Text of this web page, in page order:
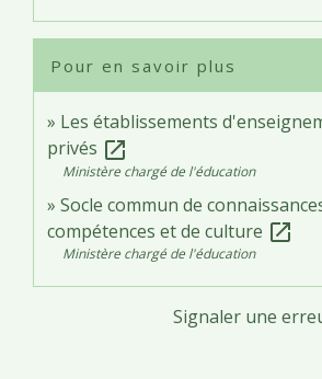
Pour en savoir plus
Les établissements
privés open_in_new
Ministère chargé de l'éducation
Socle commun de
compétences et de culture open_in_new
Ministère chargé de l'éducation
Signaler une